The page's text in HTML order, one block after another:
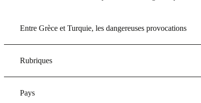
Entre Grèce et Turquie, les dangereuses provocations
Rubriques
Pays